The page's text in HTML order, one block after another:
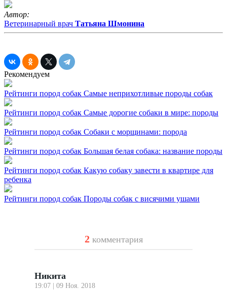
Автор:
Ветеринарный врач Татьяна Шмонина
Рекомендуем
Рейтинги пород собак Самые неприхотливые породы собак
Рейтинги пород собак Самые дорогие собаки в мире: породы
Рейтинги пород собак Собаки с морщинами: порода
Рейтинги пород собак Большая белая собака: название породы
Рейтинги пород собак Какую собаку завести в квартире для
ребенка
Рейтинги пород собак Породы собак с висячими ушами
2 комментария
Никита
19:07 | 09 Ноя. 2018